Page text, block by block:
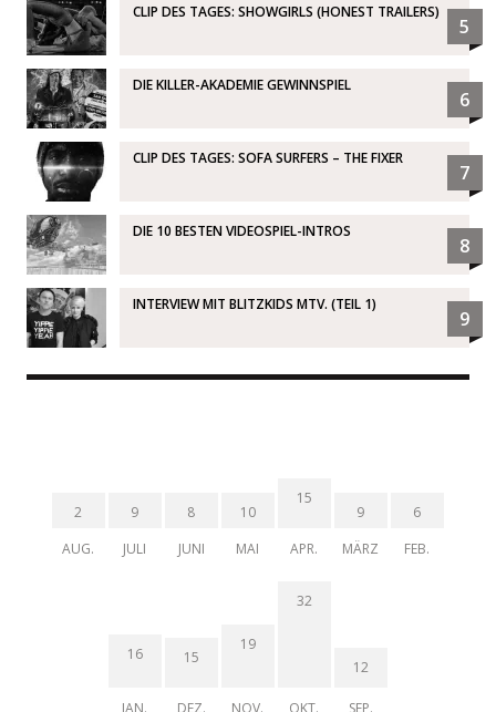
CLIP DES TAGES: SHOWGIRLS (HONEST TRAILERS)
5
DIE KILLER-AKADEMIE GEWINNSPIEL
6
CLIP DES TAGES: SOFA SURFERS – THE FIXER
7
DIE 10 BESTEN VIDEOSPIEL-INTROS
8
INTERVIEW MIT BLITZKIDS MTV. (TEIL 1)
9
2
AUG.
9
JULI
8
JUNI
10
MAI
15
APR.
9
MÄRZ
6
FEB.
16
JAN.
15
DEZ.
19
NOV.
32
OKT.
12
SEP.